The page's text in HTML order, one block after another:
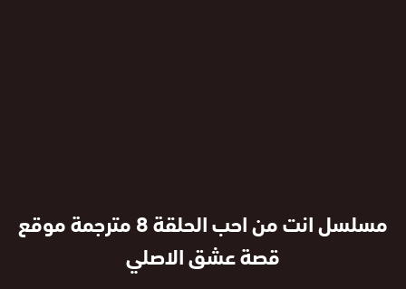
مسلسل انت من احب الحلقة 8 مترجمة موقع
قصة عشق الاصلي